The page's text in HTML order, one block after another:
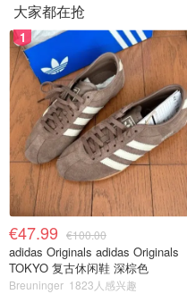
大家都在抢
1
€47.99 €100.00
adidas Originals adidas Originals
TOKYO 复古休闲鞋 深棕色
Breuninger 1823人感兴趣